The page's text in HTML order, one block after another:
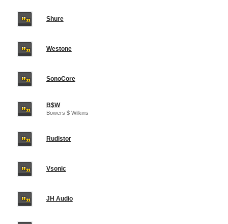
Shure
Westone
SonoCore
B$W
Bowers $ Wilkins
Rudistor
Vsonic
JH Audio